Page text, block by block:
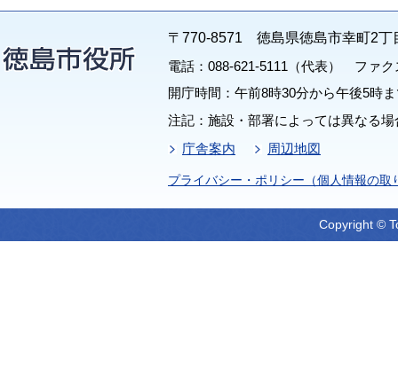
〒770-8571 徳島県徳島市幸町2丁
電話：088-621-5111（代表） ファク
開庁時間：午前8時30分から午後5時
注記：施設・部署によっては異なる
庁舎案内
周辺地図
プライバシー・ポリシー（個人情報の取
Copyright ©